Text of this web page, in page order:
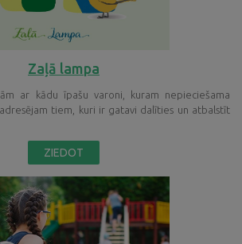
Zaļā lampa
ar kādu īpašu varoni, kuram nepieciešama
tiem, kuri ir gatavi dalīties un atbalstīt
ZIEDOT